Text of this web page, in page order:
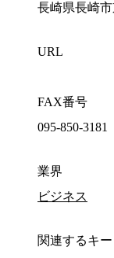
長崎県長崎
URL
FAX番号
095-850-3181
業界
ビジネス
関連するキ